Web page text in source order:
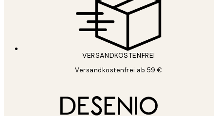
VERSANDKOSTENFREI
Versandkostenfrei ab 59 €